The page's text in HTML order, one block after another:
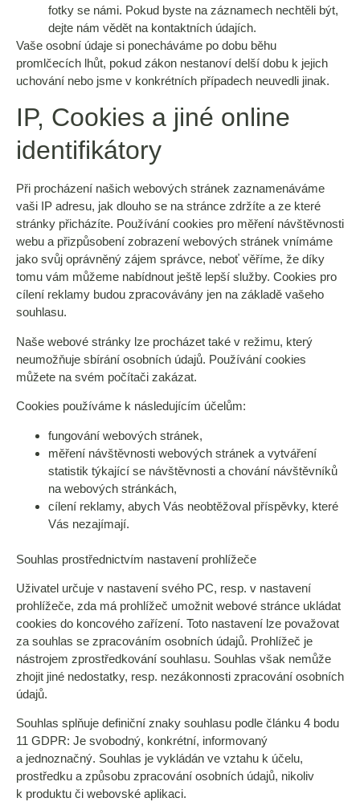
fotky se námi. Pokud byste na záznamech nechtěli být,
dejte nám vědět na kontaktních údajích.
Vaše osobní údaje si ponecháváme po dobu běhu
promlčecích lhůt, pokud zákon nestanoví delší dobu k jejich
uchování nebo jsme v konkrétních případech neuvedli jinak.
IP, Cookies a jiné online
identifikátory
Při procházení našich webových stránek zaznamenáváme
vaši IP adresu, jak dlouho se na stránce zdržíte a ze které
stránky přicházíte. Používání cookies pro měření návštěvnosti
webu a přizpůsobení zobrazení webových stránek vnímáme
jako svůj oprávněný zájem správce, neboť věříme, že díky
tomu vám můžeme nabídnout ještě lepší služby. Cookies pro
cílení reklamy budou zpracovávány jen na základě vašeho
souhlasu.
Naše webové stránky lze procházet také v režimu, který
neumožňuje sbírání osobních údajů. Používání cookies
můžete na svém počítači zakázat.
Cookies používáme k následujícím účelům:
fungování webových stránek,
měření návštěvnosti webových stránek a vytváření
statistik týkající se návštěvnosti a chování návštěvníků
na webových stránkách,
cílení reklamy, abych Vás neobtěžoval příspěvky, které
Vás nezajímají.
Souhlas prostřednictvím nastavení prohlížeče
Uživatel určuje v nastavení svého PC, resp. v nastavení
prohlížeče, zda má prohlížeč umožnit webové stránce ukládat
cookies do koncového zařízení. Toto nastavení lze považovat
za souhlas se zpracováním osobních údajů. Prohlížeč je
nástrojem zprostředkování souhlasu. Souhlas však nemůže
zhojit jiné nedostatky, resp. nezákonnosti zpracování osobních
údajů.
Souhlas splňuje definiční znaky souhlasu podle článku 4 bodu
11 GDPR: Je svobodný, konkrétní, informovaný
a jednoznačný. Souhlas je vykládán ve vztahu k účelu,
prostředku a způsobu zpracování osobních údajů, nikoliv
k produktu či webovské aplikaci.